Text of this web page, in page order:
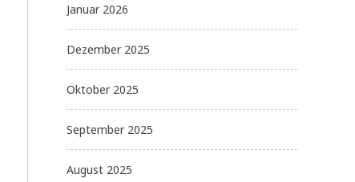
Januar 2026
Dezember 2025
Oktober 2025
September 2025
August 2025